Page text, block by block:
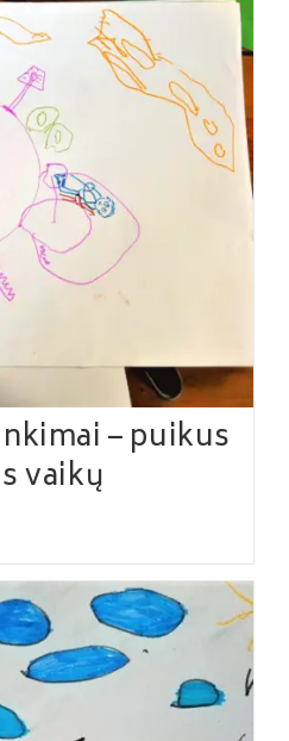
– puikus
vaikų